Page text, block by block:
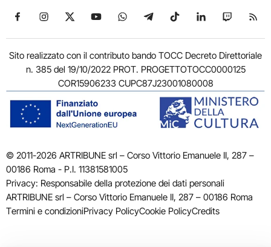
Seguici su Facebook
Seguici su Instagram
Seguici su X
Seguici su YouTube
Seguici su WhatsApp
Seguici su Telegram
Seguici su TikTok
Seguici su
Seguici
Sito realizzato con il contributo bando TOCC Decreto Direttoriale
n. 385 del 19/10/2022 PROT. PROGETTOTOCC0000125
COR15906233 CUPC87J23001080008
© 2011-2026 ARTRIBUNE srl – Corso Vittorio Emanuele II, 287 –
00186 Roma - P.I. 11381581005
Privacy: Responsabile della protezione dei dati personali
ARTRIBUNE srl – Corso Vittorio Emanuele II, 287 – 00186 Roma
Termini e condizioniPrivacy PolicyCookie PolicyCredits